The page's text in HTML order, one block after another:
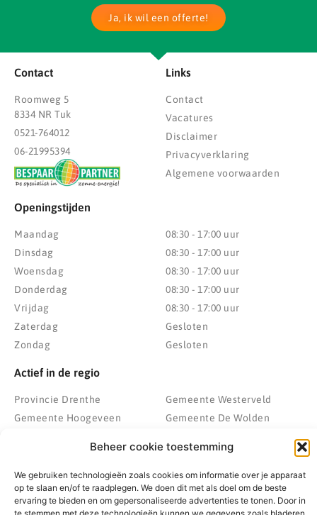
Beheer cookie toestemming
We gebruiken technologieën zoals cookies om informatie over je apparaat
op te slaan en/of te raadplegen. We doen dit met als doel om de beste
ervaring te bieden en om gepersonaliseerde advertenties te tonen. Door in
Ja, ik wil een offerte!
Contact
Roomweg 5
8334 NR Tuk
0521-764012
06-21995394
Links
Contact
Vacatures
Disclaimer
Privacyverklaring
Algemene voorwaarden
Openingstijden
Maandag
Dinsdag
Woensdag
Donderdag
Vrijdag
Zaterdag
Zondag
08:30 - 17:00 uur
08:30 - 17:00 uur
08:30 - 17:00 uur
08:30 - 17:00 uur
08:30 - 17:00 uur
Gesloten
Gesloten
Actief in de regio
Provincie Drenthe
Gemeente Hoogeveen
Gemeente Midden-Drenthe
Gemeente Noordenveld
Gemeente Noordoostpolder
Gemeente Steenwijkerland
Gemeente Westerveld
Gemeente De Wolden
Heerenveen
Kampen
Emmeloord
Wolvega